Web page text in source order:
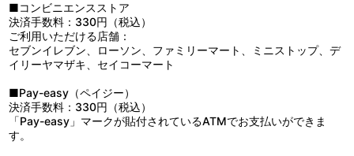
■コンビニエンスストア
決済手数料：330円（税込）
ご利用いただける店舗：
セブンイレブン、ローソン、ファミリーマート、ミニストップ、デ
イリーヤマザキ、セイコーマート
■Pay-easy（ペイジー）
決済手数料：330円（税込）
「Pay-easy」マークが貼付されているATMでお支払いができま
す。